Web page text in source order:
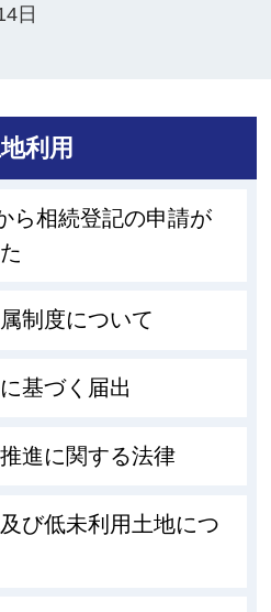
日
利用
ら相続登記の申請が
制度について
基づく届出
進に関する法律
び低未利用土地につ